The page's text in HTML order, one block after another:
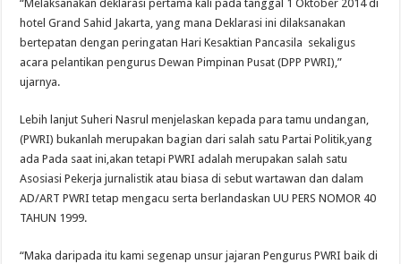
“Melaksanakan deklarasi pertama kali pada tanggal 1 Oktober 2014 di
hotel Grand Sahid Jakarta, yang mana Deklarasi ini dilaksanakan
bertepatan dengan peringatan Hari Kesaktian Pancasila sekaligus
acara pelantikan pengurus Dewan Pimpinan Pusat (DPP PWRI),”
ujarnya.
Lebih lanjut Suheri Nasrul menjelaskan kepada para tamu undangan,
(PWRI) bukanlah merupakan bagian dari salah satu Partai Politik,yang
ada Pada saat ini,akan tetapi PWRI adalah merupakan salah satu
Asosiasi Pekerja jurnalistik atau biasa di sebut wartawan dan dalam
AD/ART PWRI tetap mengacu serta berlandaskan UU PERS NOMOR 40
TAHUN 1999.
“Maka daripada itu kami segenap unsur jajaran Pengurus PWRI baik di